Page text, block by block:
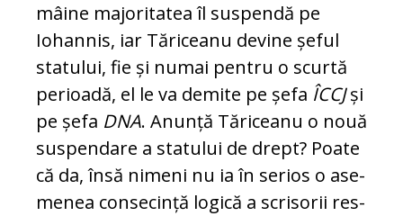
mâine majoritatea îl suspendă pe
Iohannis, iar Tă­ri­cea­nu devine șeful
statului, fie și numai pen­tru o scurtă
pe­rioadă, el le va demite pe șefa ÎCCJși
pe șefa DNA. Anunță Tăriceanu o nouă
sus­pendare a statului de drept? Poate
că da, însă ni­meni nu ia în serios o ase­
me­nea con­se­cință logică a scri­so­rii res­